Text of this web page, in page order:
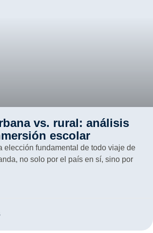
vs. rural: análisis
escolar
elección fundamental de todo viaje de
no solo por el país en sí, sino por